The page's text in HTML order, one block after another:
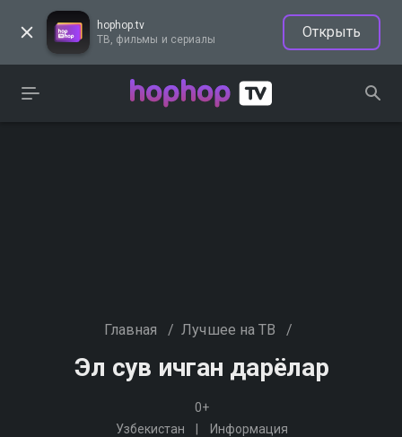
hophop.tv
ТВ, фильмы и сериалы
Открыть
Главная / Лучшее на ТВ /
Эл сув ичган дарёлар
0+
Узбекистан
Информация